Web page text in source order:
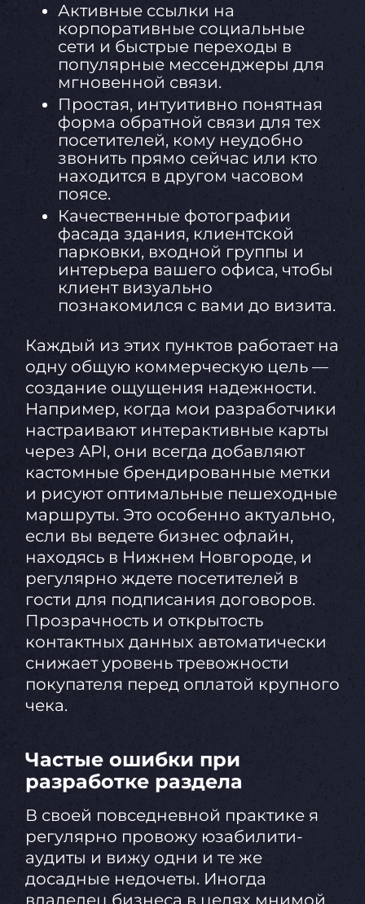
Активные ссылки на
корпоративные социальные
сети и быстрые переходы в
популярные мессенджеры для
мгновенной связи.
Простая, интуитивно понятная
форма обратной связи для тех
посетителей, кому неудобно
звонить прямо сейчас или кто
находится в другом часовом
поясе.
Качественные фотографии
фасада здания, клиентской
парковки, входной группы и
интерьера вашего офиса, чтобы
клиент визуально
познакомился с вами до визита.
Каждый из этих пунктов работает на
одну общую коммерческую цель —
создание ощущения надежности.
Например, когда мои разработчики
настраивают интерактивные карты
через API, они всегда добавляют
кастомные брендированные метки
и рисуют оптимальные пешеходные
маршруты. Это особенно актуально,
если вы ведете бизнес офлайн,
находясь в Нижнем Новгороде, и
регулярно ждете посетителей в
гости для подписания договоров.
Прозрачность и открытость
контактных данных автоматически
снижает уровень тревожности
покупателя перед оплатой крупного
чека.
Частые ошибки при
разработке раздела
В своей повседневной практике я
регулярно провожу юзабилити-
аудиты и вижу одни и те же
досадные недочеты. Иногда